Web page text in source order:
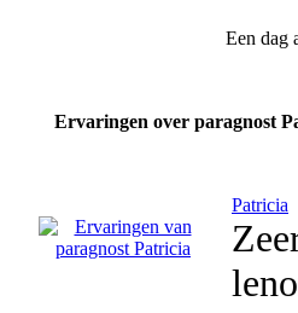
Een dag
Ervaringen over paragnost
Patricia